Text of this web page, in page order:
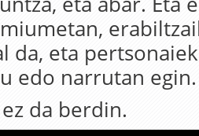
da, eta
edo narrutan egin.
da berdin.